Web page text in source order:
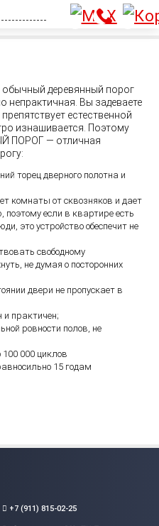
ш.,
02-
деревянный порог
непрактичная. Вы задеваете
естественной
изнашивается. Поэтому
ПОРОГ — отличная
торец дверного полотна и
комнаты от сквозняков и дает
если в квартире есть
это устройство обеспечит не
свободному
не думая о посторонних
двери не пропускает в
и практичен;
ровности полов, не
000 циклов
15 годам
+7 (911) 815-02-25